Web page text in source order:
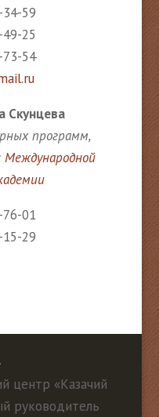
59
25
73-54
Скунцева
программ,
Международной
01
29
центр «Казачий
руководитель